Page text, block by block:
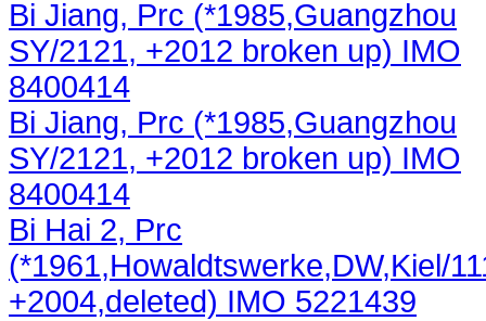
Bi Jiang, Prc (*1985,Guangzhou
SY/2121, +2012 broken up) IMO
8400414
Bi Jiang, Prc (*1985,Guangzhou
SY/2121, +2012 broken up) IMO
8400414
Bi Hai 2, Prc
(*1961,Howaldtswerke,DW,Kiel/
+2004,deleted) IMO 5221439